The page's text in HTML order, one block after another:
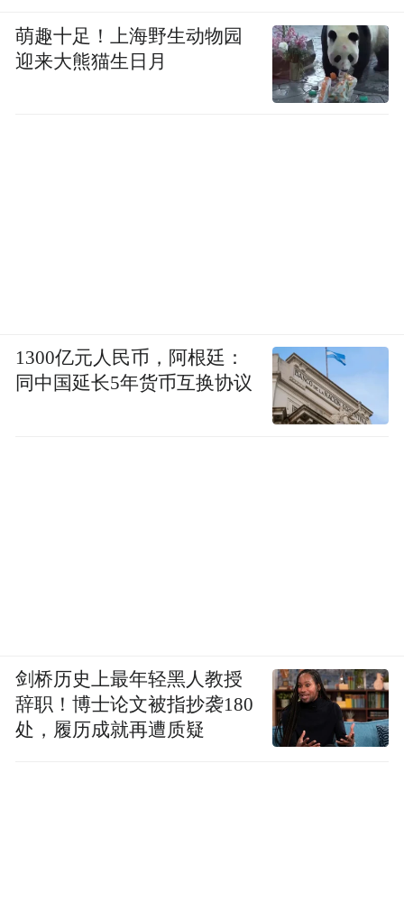
萌趣十足！上海野生动物园
迎来大熊猫生日月
1300亿元人民币，阿根廷：
同中国延长5年货币互换协议
剑桥历史上最年轻黑人教授
辞职！博士论文被指抄袭180
处，履历成就再遭质疑